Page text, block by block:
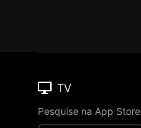
TV
Pesquise na App Store